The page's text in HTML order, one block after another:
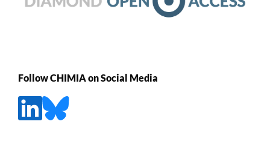
Follow CHIMIA on Social Media